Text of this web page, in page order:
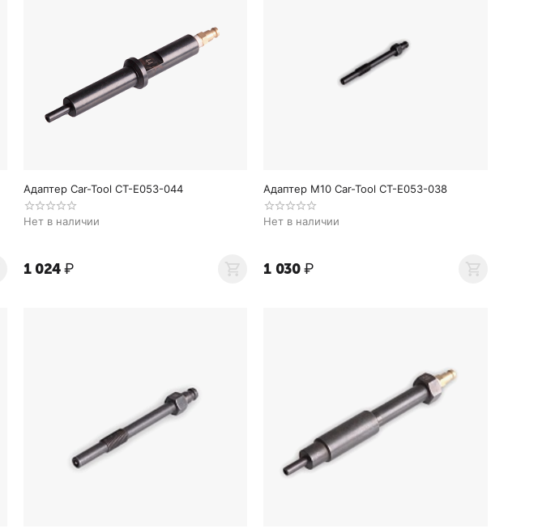
Адаптер Car-Tool CT-E053-044
Нет в наличии
1 024₽
Адаптер M10 Car-Tool CT-E053-038
Нет в наличии
1 030 ₽